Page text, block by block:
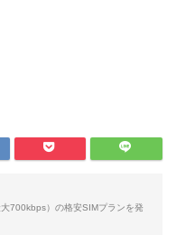
700kbps）の格安SIMプランを発